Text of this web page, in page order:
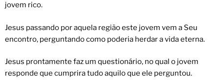
jovem rico.
Jesus passando por aquela região este jovem vem a Seu
encontro, perguntando como poderia herdar a vida eterna.
Jesus prontamente faz um questionário, no qual o jovem
responde que cumprira tudo aquilo que ele perguntou.